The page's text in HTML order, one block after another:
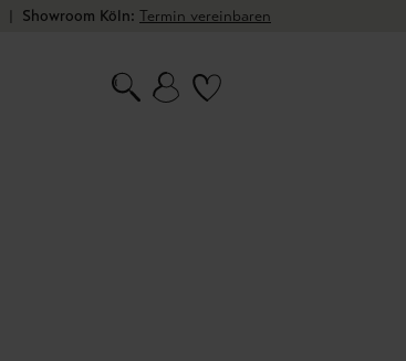
| Showroom Köln: Termin vereinbaren